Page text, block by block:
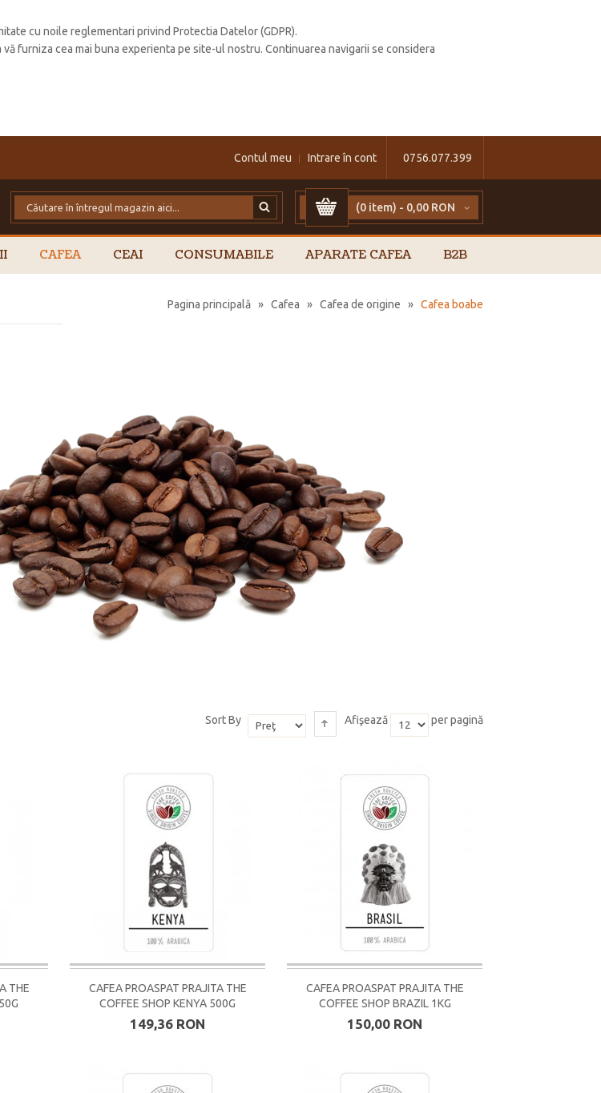
cu noile reglementari privind Protectia Datelor (GDPR).
furniza cea mai buna experienta pe site-ul nostru. Continuarea navigarii se considera
0756.077.399
Contul meu Intrare în cont
(0 item) - 0,00 RON
CAFEA CEAI CONSUMABILE APARATE CAFEA B2B
Pagina principală » Cafea » Cafea de origine » Cafea boabe
Afişează per pagină
Sort By
THE
CAFEA PROASPAT PRAJITA THE
COFFEE SHOP KENYA 500G
149,36 RON
CAFEA PROASPAT PRAJITA THE
COFFEE SHOP BRAZIL 1KG
150,00 RON